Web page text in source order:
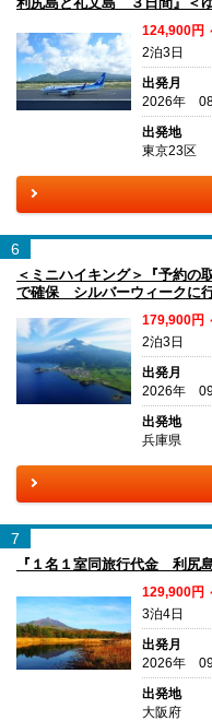
124,900円
2泊3日
出発月
2026年
出発地
東京23区
6
＜ミニハイキング＞『予約の
で確保 シルバーウィークに
179,900円
2泊3日
出発月
2026年 09
出発地
兵庫県
7
『１名１室同旅行代金 利尻
129,900円
3泊4日
出発月
2026年
出発地
大阪府